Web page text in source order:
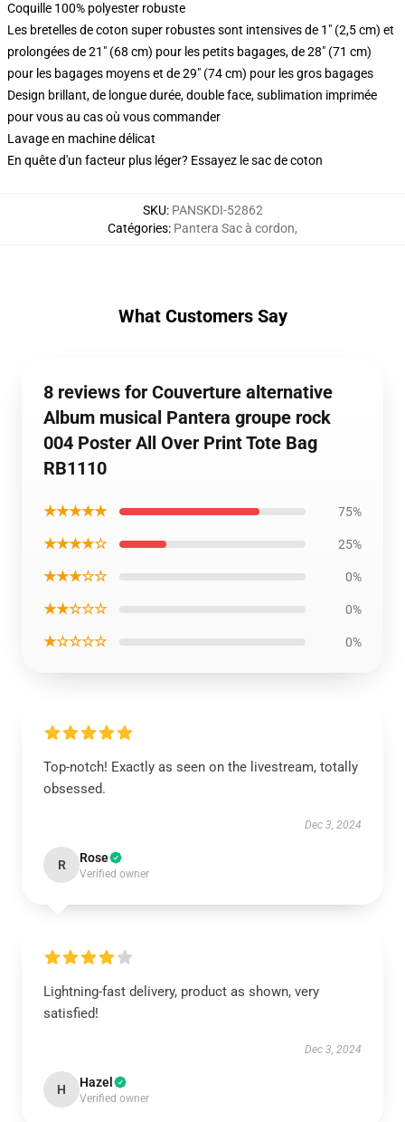
Coquille 100% polyester robuste
Les bretelles de coton super robustes sont intensives de 1" (2,5 cm) et
prolongées de 21" (68 cm) pour les petits bagages, de 28" (71 cm)
pour les bagages moyens et de 29" (74 cm) pour les gros bagages
Design brillant, de longue durée, double face, sublimation imprimée
pour vous au cas où vous commander
Lavage en machine délicat
En quête d'un facteur plus léger? Essayez le sac de coton
SKU: PANSKDI-52862
Catégories: Pantera Sac à cordon,
What Customers Say
8 reviews for Couverture alternative
Album musical Pantera groupe rock
004 Poster All Over Print Tote Bag
RB1110
★★★★★ 75%
★★★★☆ 25%
★★★☆☆ 0%
★★☆☆☆ 0%
★☆☆☆☆ 0%
Top-notch! Exactly as seen on the livestream, totally
obsessed.
Dec 3, 2024
R Rose
Verified owner
Lightning-fast delivery, product as shown, very
satisfied!
Dec 3, 2024
H Hazel
Verified owner